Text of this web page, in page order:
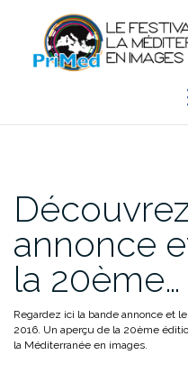
contenu
annonce
la 20ème…
Regardez ici la bande annonce et
2016. Un aperçu de la 20ème
la Méditerranée en images.